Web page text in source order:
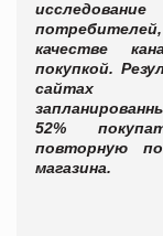
качестве
покупкой.
сайтах
52%
повторную
магазина.